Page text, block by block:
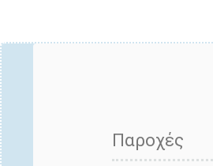
Παροχές